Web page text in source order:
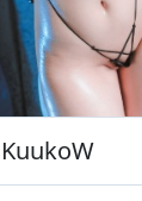
KuukoW